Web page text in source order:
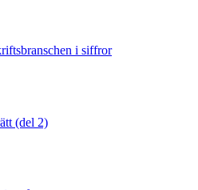
i siffror
(del 2)